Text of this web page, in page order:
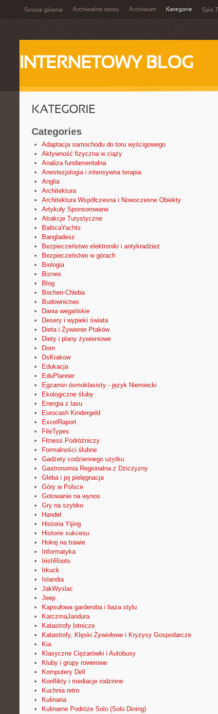
Strona główna Archiwalne wpisy Archiwum Kategorie Spis
INTERNETOWY BLOG
KATEGORIE
Categories
Adaptacja samochodu do toru wyścigowego
Aktywność fizyczna w ciąży
Analiza fundamentalna
Anestezjologia i intensywna terapia
Anglia
Architektura
Architektura Współczesna i Nowoczesne Obiekty
Artykuły Sponsorowane
Atrakcje Turystyczne
BalticaYachts
Bangladesz
Bezpieczeństwo elektroniki i antykradzież
Bezpieczeństwo w górach
Biologia
Biznes
Blog
Bochen-Chleba
Budownictwo
Dania wegańskie
Desery i wypieki świata
Dieta i Żywienie Ptaków
Diety i plany żywieniowe
Dom
DsKrakow
Edukacja
EduPlanner
Egzamin ósmoklasisty - język Niemiecki
Ekologiczne śluby
Energia z lasu
Eurocash Kindergeld
ExcelRaport
FileTypes
Fitness Podróżniczy
Formalności ślubne
Gadżety codziennego użytku
Gastronomia Regionalna z Dziczyzny
Gleba i jej pielęgnacja
Góry w Polsce
Gotowanie na wynos
Gry na szybko
Handel
Historia Yijing
Historie sukcesu
Hokej na trawie
Informatyka
IrishRoots
Irkuck
Islandia
JakWyslac
Jeep
Kapsułowa garderoba i baza stylu
KarczmaJandura
Katastrofy lotnicze
Katastrofy, Klęski Żywiołowe i Kryzysy Gospodarcze
Kia
Klasyczne Ciężarówki i Autobusy
Kluby i grupy rowerowe
Komputery Dell
Konflikty i mediacje rodzinne
Kuchnia retro
Kulinaria
Kulinarne Podróże Solo (Solo Dining)